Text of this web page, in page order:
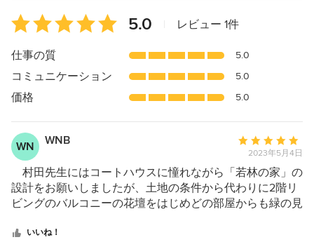
平
均
評
5
つ
星
5
5.0 レビュー 1件
仕事の質 5.0
コミュニケーション 5.0
価格 5.0
WN WNB
平
均
評
価：
5
2023年5月4日
村田先生にはコートハウスに憧れながら「若林の家」の
設計をお願いしましたが、土地の条件から代わりに2階リ
ビングのバルコニーの花壇をはじめどの部屋からも緑の見
はるかに上回る家になりました。 バルコニーの緑だけ
いいね！